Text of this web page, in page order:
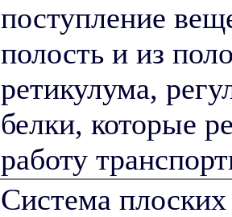
поступление
полость и из
ретикулума,
белки, которые
работу
Система плоских